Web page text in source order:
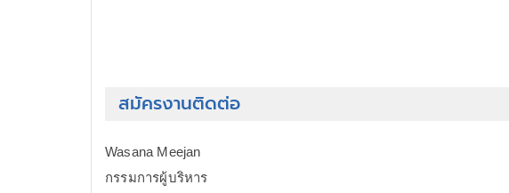
สมัครงานติดต่อ
Wasana Meejan
กรรมการผู้บริหาร